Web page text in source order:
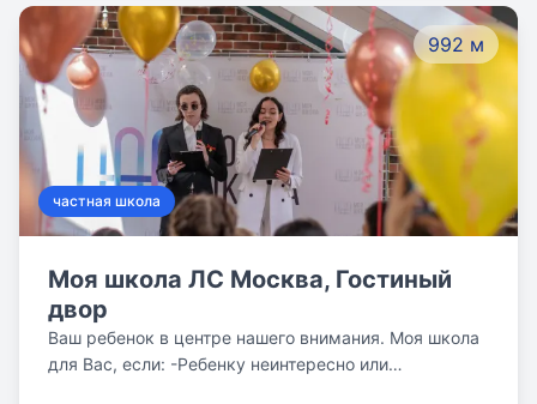
992 м
частная школа
Моя школа ЛС Москва, Гостиный
двор
Ваш ребенок в центре нашего внимания. Моя школа
для Вас, если: -Ребенку неинтересно или